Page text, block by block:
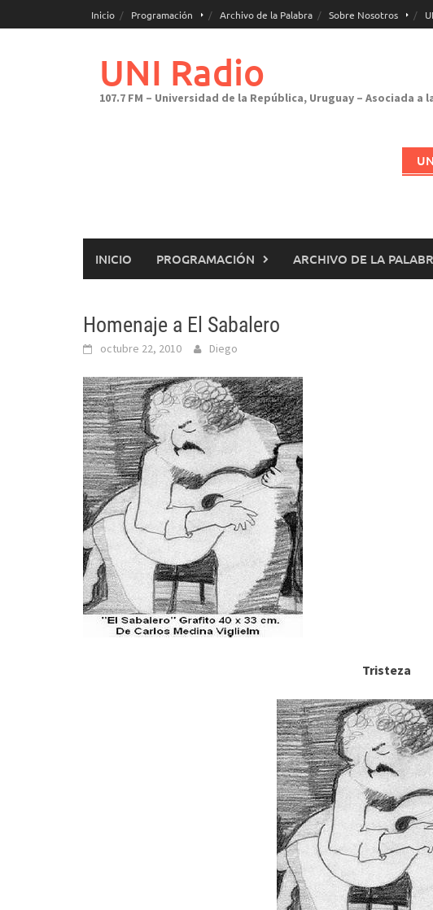
al
Inicio Programación Archivo de la Palabra Sobre Nosotros
UNI Radio
107.7 FM – Universidad de la República, Uruguay – Asociada
INICIO PROGRAMACIÓN ARCHIVO DE LA
Homenaje a El Sabalero
octubre 22, 2010 Diego
Tristeza